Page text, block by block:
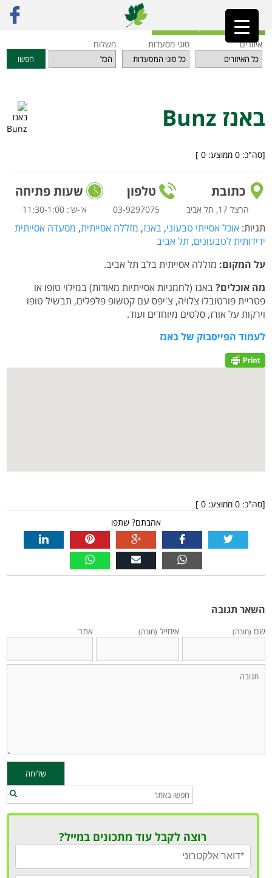
ראשי»מסעדות
חזרה לאינדקס המסעדות
איזורים
סוגי מסעדות משלוח
חפשו
באנז Bunz
[סה"כ: 0 ממוצע: 0
]
כתובת
הרצל 17, תל אביב
טלפון
03-9297075
שעות פתיחה
א'-ש': 11:30-1:00
תגיות: אוכל אסייתי טבעוני, באנז, מזללה אסייתית, מסעדה אסייתית
ידידותית לטבעונים, תל אביב
על המקום: מזללה אסייתית בלב תל אביב.
מה אוכלים?באנז (לחמניות אסייתיות מאודות) במילוי טופו או
פטריית פורטובלו צלויה, צ'יפס עם קטשופ פלפלים, תבשיל טופו
וירקות על אורז, סלטים מיוחדים ועוד.
לעמוד הפייסבוק של באנז
[סה"כ: 0 ממוצע: 0
]
אהבתם? שתפו
השאר תגובה
שם (חובה) אימייל (חובה) אתר
רוצה לקבל עוד מתכונים במייל?